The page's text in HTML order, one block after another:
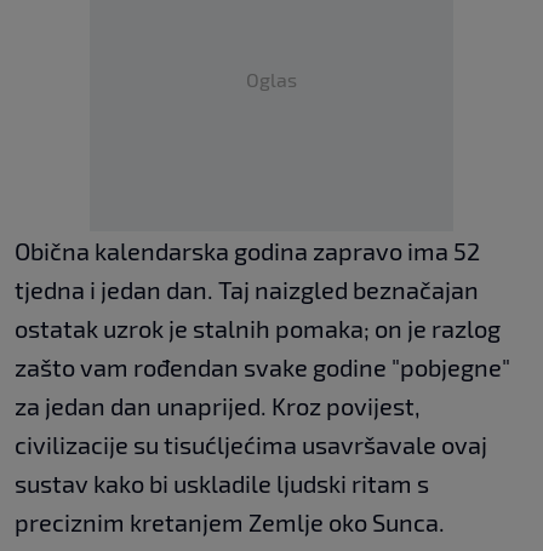
Oglas
Obična kalendarska godina zapravo ima 52
tjedna i jedan dan. Taj naizgled beznačajan
ostatak uzrok je stalnih pomaka; on je razlog
zašto vam rođendan svake godine "pobjegne"
za jedan dan unaprijed. Kroz povijest,
civilizacije su tisućljećima usavršavale ovaj
sustav kako bi uskladile ljudski ritam s
preciznim kretanjem Zemlje oko Sunca.